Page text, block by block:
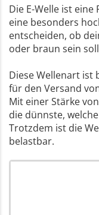
Die E-Welle ist
eine besonders
entscheiden, ob
oder braun sein
Diese Wellenart ist
für den Versand
Mit einer Stärke
die dünnste,
Trotzdem ist die
belastbar.